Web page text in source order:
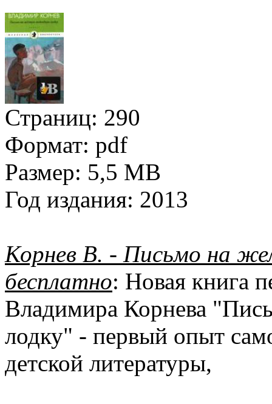
Страниц: 290
Формат: pdf
Размер: 5,5 MB
Год издания: 2013
Корнев В. - Письмо на
бесплатно: Новая книга
Владимира Корнева
лодку" - первый опыт
детской литературы,